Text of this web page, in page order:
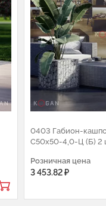
0403 Габион-
С50х50-4,0-Ц (Б) 2
Розничная цена
3 453.82 ₽